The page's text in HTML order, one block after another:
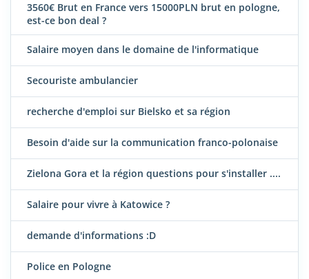
3560€ Brut en France vers 15000PLN brut en pologne,
est-ce bon deal ?
Salaire moyen dans le domaine de l'informatique
Secouriste ambulancier
recherche d'emploi sur Bielsko et sa région
Besoin d'aide sur la communication franco-polonaise
Zielona Gora et la région questions pour s'installer ....
Salaire pour vivre à Katowice ?
demande d'informations :D
Police en Pologne